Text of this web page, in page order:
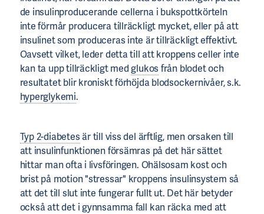
de insulinproducerande cellerna i bukspottkörteln
inte förmår producera tillräckligt mycket, eller på att
insulinet som produceras inte är tillräckligt effektivt.
Oavsett vilket, leder detta till att kroppens celler inte
kan ta upp tillräckligt medglukos från blodet och
resultatet blir kroniskt förhöjda blodsockernivåer, s.k.
hyperglykemi.
Typ 2-diabetes är till viss del ärftlig, men orsaken till
att insulinfunktionen försämras på det här sättet
hittar man ofta i livsföringen. Ohälsosam kost och
brist på motion "stressar" kroppens insulinsystem så
att det till slut inte fungerar fullt ut. Det här betyder
också att det i gynnsamma fall kan räcka med att